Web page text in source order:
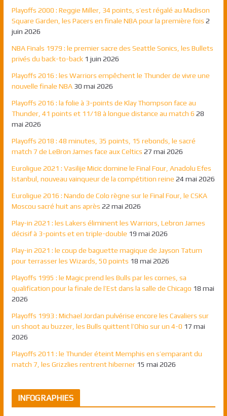
Playoffs 2000 : Reggie Miller, 34 points, s’est régalé au Madison
Square Garden, les Pacers en finale NBA pour la première fois 2
juin 2026
NBA Finals 1979 : le premier sacre des Seattle Sonics, les Bullets
privés du back-to-back 1 juin 2026
Playoffs 2016 : les Warriors empêchent le Thunder de vivre une
nouvelle finale NBA 30 mai 2026
Playoffs 2016 : la folie à 3-points de Klay Thompson face au
Thunder, 41 points et 11/18 à longue distance au match 6 28
mai 2026
Playoffs 2018 : 48 minutes, 35 points, 15 rebonds, le sacré
match 7 de LeBron James face aux Celtics 27 mai 2026
Euroligue 2021 : Vasilije Micic domine le Final Four, Anadolu Efes
Istanbul, nouveau vainqueur de la compétition reine 24 mai 2026
Euroligue 2016 : Nando de Colo règne sur le Final Four, le CSKA
Moscou sacré huit ans après 22 mai 2026
Play-in 2021 : les Lakers éliminent les Warriors, Lebron James
décisif à 3-points et en triple-double 19 mai 2026
Play-in 2021 : le coup de baguette magique de Jayson Tatum
pour terrasser les Wizards, 50 points 18 mai 2026
Playoffs 1995 : le Magic prend les Bulls par les cornes, sa
qualification pour la finale de l’Est dans la salle de Chicago 18 mai
2026
Playoffs 1993 : Michael Jordan pulvérise encore les Cavaliers sur
un shoot au buzzer, les Bulls quittent l’Ohio sur un 4-0 17 mai
2026
Playoffs 2011 : le Thunder éteint Memphis en s’emparant du
match 7, les Grizzlies rentrent hiberner 15 mai 2026
INFOGRAPHIES